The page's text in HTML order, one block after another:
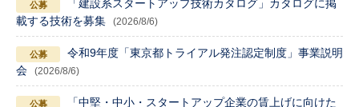
「建設系スタートアップ技術カタログ」カタログに掲
載する技術を募集
(2026/8/6)
令和9年度「東京都トライアル発注認定制度」事業説明
会
(2026/8/6)
「中堅・中小・スタートアップ企業の賃上げに向けた